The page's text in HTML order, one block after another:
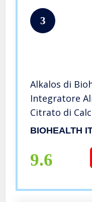
3
Alkalos di
Integratore
Citrato di
con Vitamine
compresse
BIOHEALTH
9.6